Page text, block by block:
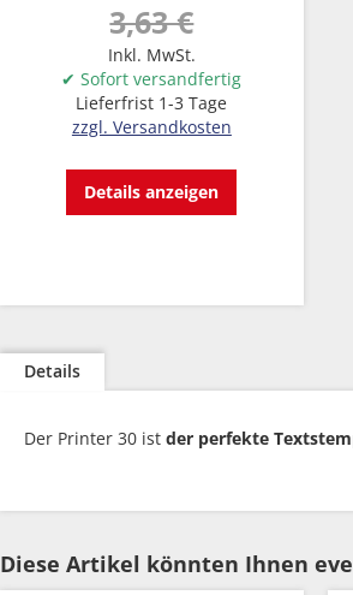
3,63 €
Inkl. MwSt.
✔ Sofort versandfertig
Lieferfrist 1-3 Tage
zzgl. Versandkosten
Details anzeigen
Details
Der Printer 30 ist der perfekte
Diese Artikel könnten Ihnen